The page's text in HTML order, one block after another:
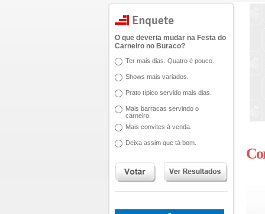
O que deveria mudar na Festa do
Carneiro no Buraco?
Ter mais dias. Quatro é pouco.
Shows mais variados.
Prato típico servido mais dias.
Mais barracas servindo o
carneiro.
Mais convites à venda.
Deixa assim que tá bom.